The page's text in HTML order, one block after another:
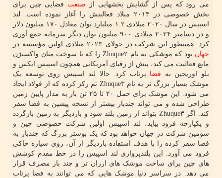
می رود که پس از گشایش بخشهایی از صنعت فضایی چین برای
بخش خصوصی در ۲۰۱۴ میلاد فعالیتش را آغاز نموده است. لند
اسپیس در سال ۲۰۲۰ میلادی ۱.۲ میلیارد یوان معادل ۱۷۰ میلیون دلار
و در دسامبر ۲۰۲۴ میلادی ۹۰۰ میلیون یوان دیگر سرمایه جمع آوری
کرد. همینطور این شرکت در جولای ۲۰۲۳ میلادی اولین مؤسسه در
جهان
بود که موشکی به نام Zhuque۲ را که با سوخت متان واکسیژن
مایع فعالیت می کند، پیش از رقبای آمریکایی همچون اسپیس ایکس و
بلو اوریجین به فضا پرتاب کرد. حالا لند اسپیس روی توسعه یک
موشک بسیار بزرگ تر به نام Zhuque۳ تم رکز کرده که از فولاد ایجاد
می شود. این موشک برای حمل ۲۰ تا ۲۵ تن بار به مدار پایین زمین
طراحی شده و می تواند چندبار بیشتر از نسخه پیشین به فضا سفر
کند. اگر Zhuque۳ بتواند از زمین بلند شود و باردیگر به زمین بازگردد
و یکپارچه فرود بیاید، لند اسپیس اولین شرکت خصوصی چین و
سومین شرکت در جهان خواهد بود که یک بوستر بزرگ که چندبار به
فضا سفر کرده را با هدف استفاده باردیگر از آن، روی سیاره خاکی
فرود می آورد. این بلندپروازی لند اسپیس را در خط مقدم کوشش
های چین برای ساخت موشک های ارزان تر و چند بار مصرف قرار
می دهد. در سراسر دنیا موشک هایی که می توانند به فضا پرتاب